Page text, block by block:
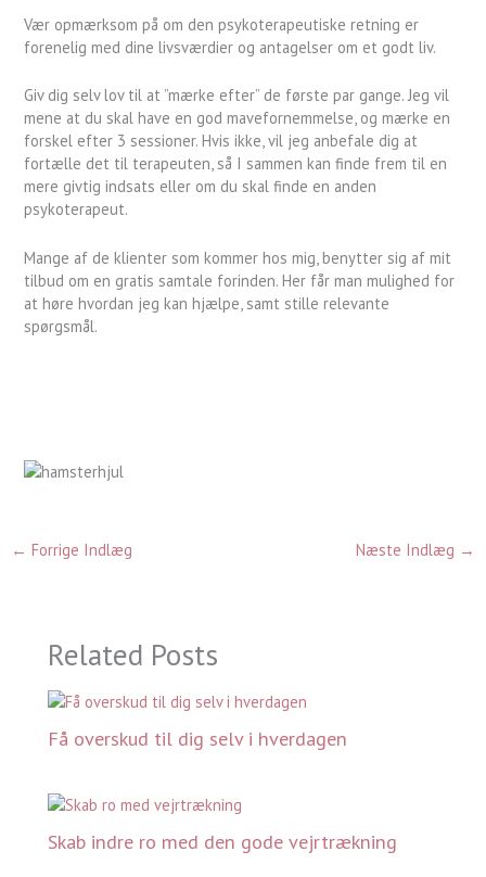
Vær opmærksom på om den psykoterapeutiske retning er
forenelig med dine livsværdier og antagelser om et godt liv.
Giv dig selv lov til at ”mærke efter” de første par gange. Jeg vil
mene at du skal have en god mavefornemmelse, og mærke en
forskel efter 3 sessioner. Hvis ikke, vil jeg anbefale dig at
fortælle det til terapeuten, så I sammen kan finde frem til en
mere givtig indsats eller om du skal finde en anden
psykoterapeut.
Mange af de klienter som kommer hos mig, benytter sig af mit
tilbud om en gratis samtale forinden. Her får man mulighed for
at høre hvordan jeg kan hjælpe, samt stille relevante
spørgsmål.
← Forrige Indlæg Næste Indlæg →
Related Posts
Få overskud til dig selv i hverdagen
Skab indre ro med den gode vejrtrækning